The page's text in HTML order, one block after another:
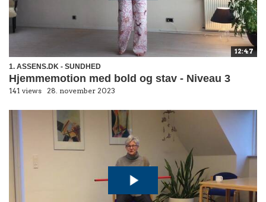
12:47
1. ASSENS.DK - SUNDHED
Hjemmemotion med bold og stav - Niveau 3
141 views 28. november 2023